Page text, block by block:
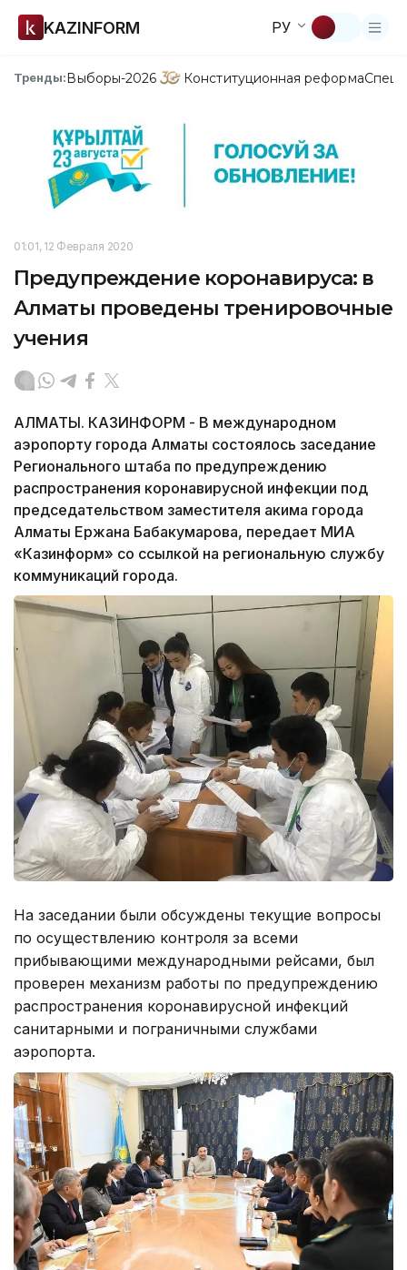
KAZINFORM РУ
Тренды:Выборы-2026 Конституционная реформа
01:01, 12 Февраля 2020
Предупреждение коронавируса: в
Алматы проведены тренировочные
учения
АЛМАТЫ. КАЗИНФОРМ - В международном
аэропорту города Алматы состоялось заседание
Регионального штаба по предупреждению
распространения коронавирусной инфекции под
председательством заместителя акима города
Алматы Ержана Бабакумарова, передает МИА
«Казинформ» со ссылкой на региональную службу
коммуникаций города.
На заседании были обсуждены текущие вопросы
по осуществлению контроля за всеми
прибывающими международными рейсами, был
проверен механизм работы по предупреждению
распространения коронавирусной инфекций
санитарными и пограничными службами
аэропорта.